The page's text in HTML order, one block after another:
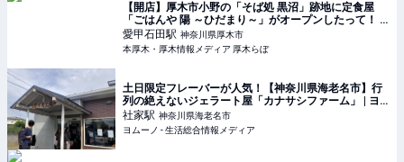
【開店】厚木市小野の「そば処 黒沼」跡地に定食屋
「ごはんや 陽 ～ひだまり～」がオープンしたって！ |
本厚木・厚木情報メディア 厚木らぼ
愛甲石田駅 神奈川県厚木市
本厚木・厚木情報メディア 厚木らぼ
土日限定フレーバーが人気！【神奈川県海老名市】行
列の絶えないジェラート屋「カナサシファーム」 | ヨ
ムーノ
社家駅 神奈川県海老名市
ヨムーノ - 生活総合情報メディア